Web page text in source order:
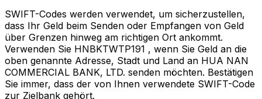
SWIFT-Codes werden verwendet, um sicherzustellen,
dass Ihr Geld beim Senden oder Empfangen von Geld
über Grenzen hinweg am richtigen Ort ankommt.
Verwenden Sie HNBKTWTP191 , wenn Sie Geld an die
oben genannte Adresse, Stadt und Land an HUA NAN
COMMERCIAL BANK, LTD. senden möchten. Bestätigen
Sie immer, dass der von Ihnen verwendete SWIFT-Code
zur Zielbank gehört.